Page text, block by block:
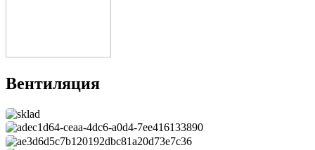
Вентиляция